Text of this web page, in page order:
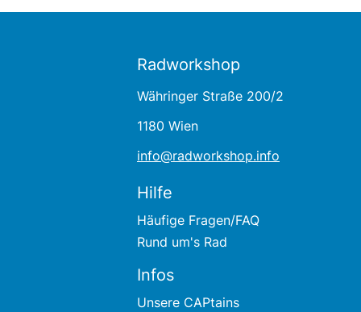
Radworkshop
Währinger Straße 200/2
1180 Wien
info@radworkshop.info
Hilfe
Häufige Fragen/FAQ
Rund um's Rad
Infos
Unsere CAPtains